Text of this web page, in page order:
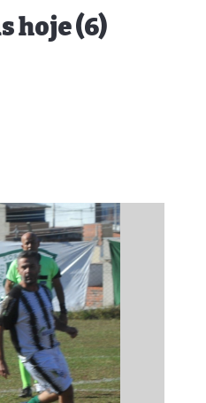
hoje (6)